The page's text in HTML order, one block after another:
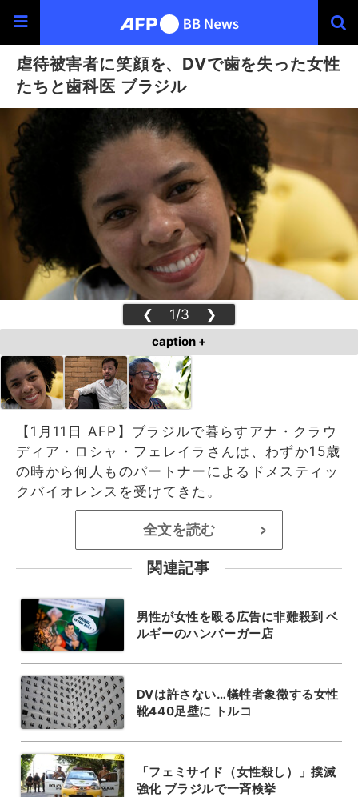
虐待被害者に笑顔を、DVで歯を失った女性
たちと歯科医 ブラジル
❮ 1/3 ❯
caption +
【1月11日 AFP】ブラジルで暮らすアナ・クラウ
ディア・ロシャ・フェレイラさんは、わずか15歳
の時から何人ものパートナーによるドメスティッ
クバイオレンスを受けてきた。
全文を読む >
関連記事
男性が女性を殴る広告に非難殺到 ベ
ルギーのハンバーガー店
DVは許さない…犠牲者象徴する女性
靴440足壁に トルコ
「フェミサイド（女性殺し）」撲滅
強化 ブラジルで一斉検挙